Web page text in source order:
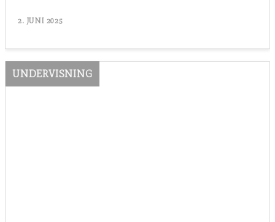
2. JUNI 2025
UNDERVISNING